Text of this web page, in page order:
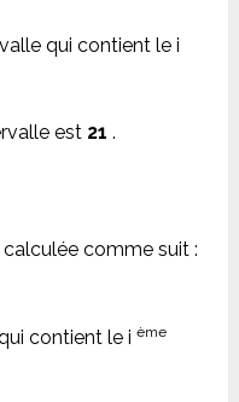
qui contient le i
est 21 .
comme suit :
contient le ième